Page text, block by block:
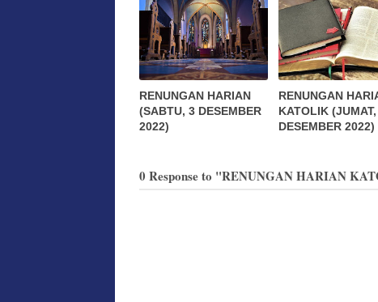
RENUNGAN HARIAN
(SABTU, 3 DESEMBER
2022)
RENUNGAN
KATOLIK
DESEMBER 2022)
0 Response to "RENUNGAN HARIAN